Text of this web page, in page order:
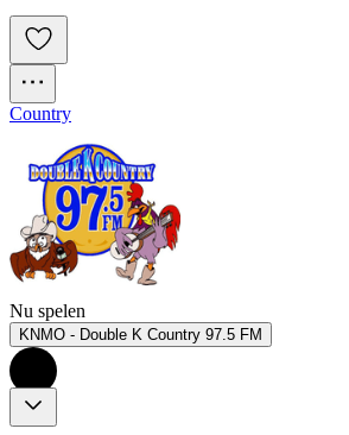
Country
Nu spelen
KNMO - Double K Country 97.5 FM